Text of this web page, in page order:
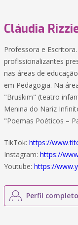
Cláudia
Professora e
profissionalizantes
nas áreas de
em Pedagogia. Na
"Bruskim" (teatro
Menina do Nariz
"Poemas Poéticos –
TikTok: https://
Instagram: https://
Youtube: https://
Perfil completo